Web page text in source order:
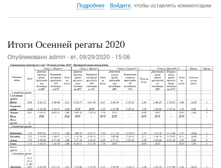
Подробнеео
2021
год
Войдите, чтобы оставлять комментарии
Итоги Осенней регаты 2020
Опубликовано admin -вт, 09/29/2020 - 15:06